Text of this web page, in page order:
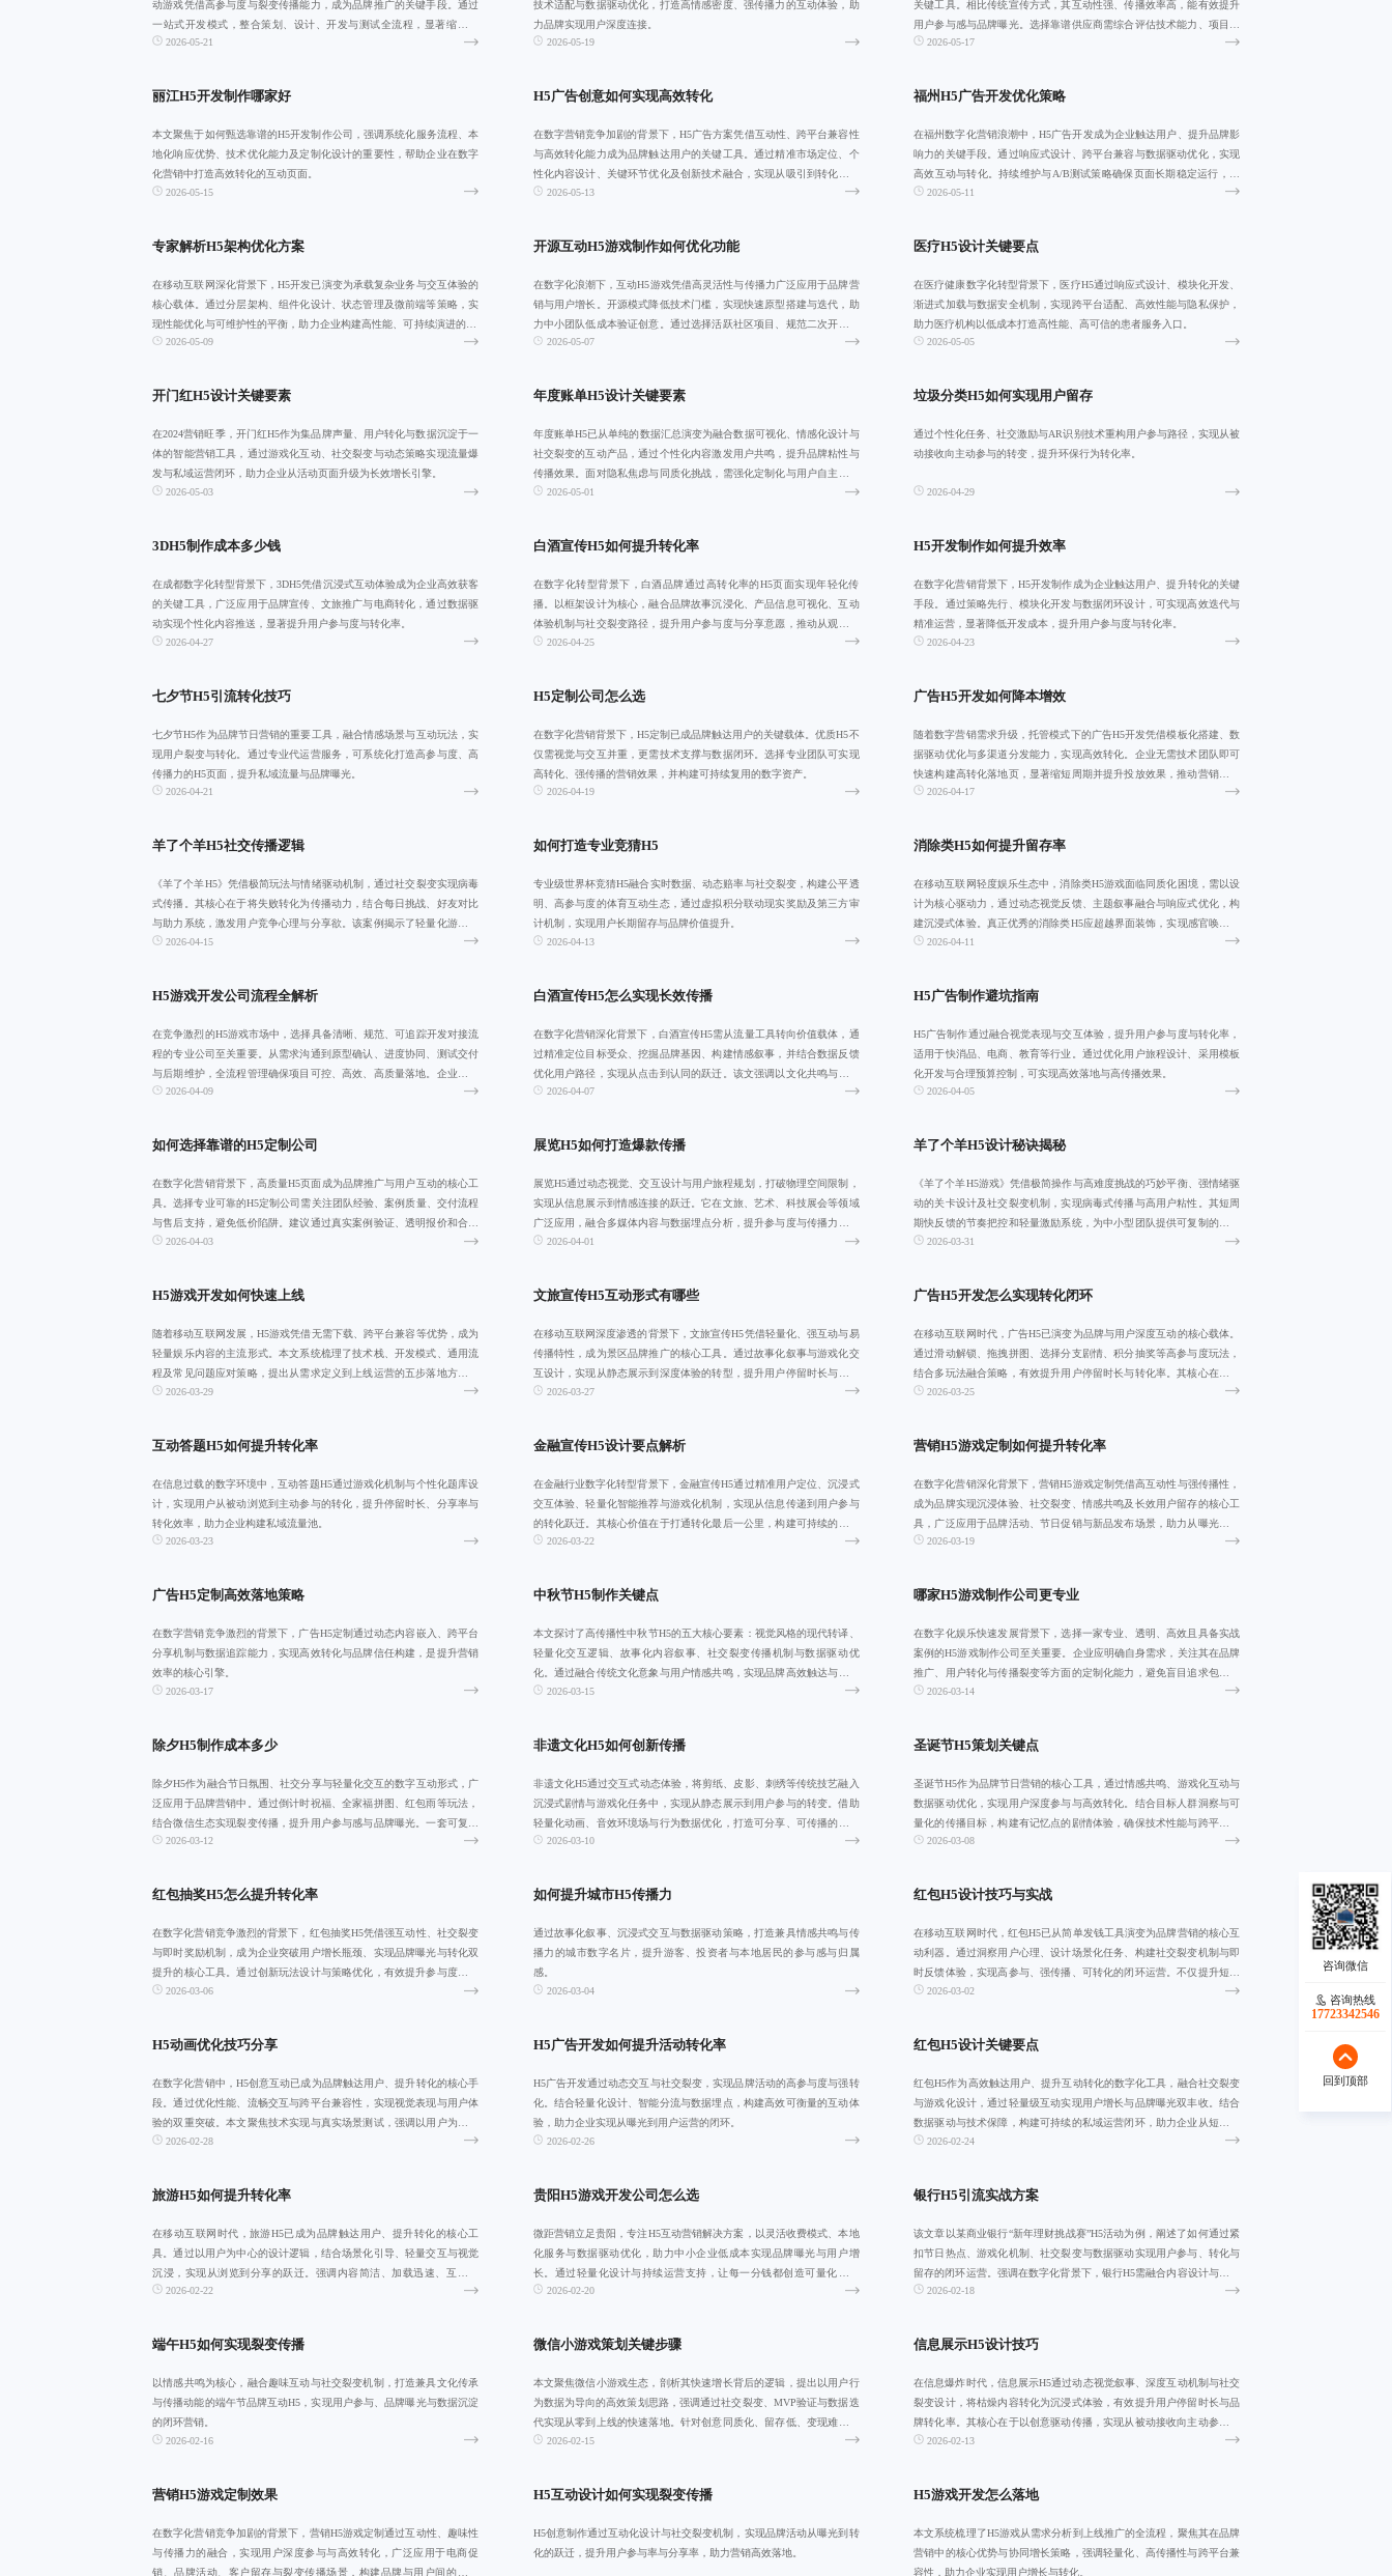
动游戏凭借高参与度与裂变传播能力，成为品牌推广的关键手段。通过
一站式开发模式，整合策划、设计、开发与测试全流程，显著缩短周
期、提升质量。
2026-05-21
技术适配与数据驱动优化，打造高情感密度、强传播力的互动体验，助
力品牌实现用户深度连接。
2026-05-19
关键工具。相比传统宣传方式，其互动性强、传播效率高，能有效提升
用户参与感与品牌曝光。选择靠谱供应商需综合评估技术能力、项目案
例真实性与售
2026-05-17
丽江H5开发制作哪家好
本文聚焦于如何甄选靠谱的H5开发制作公司，强调系统化服务流程、本
地化响应优势、技术优化能力及定制化设计的重要性，帮助企业在数字
化营销中打造高效转化的互动页面。
2026-05-15
H5广告创意如何实现高效转化
在数字营销竞争加剧的背景下，H5广告方案凭借互动性、跨平台兼容性
与高效转化能力成为品牌触达用户的关键工具。通过精准市场定位、个
性化内容设计、关键环节优化及创新技术融合，实现从吸引到转化的全
链路闭环，助
2026-05-13
福州H5广告开发优化策略
在福州数字化营销浪潮中，H5广告开发成为企业触达用户、提升品牌影
响力的关键手段。通过响应式设计、跨平台兼容与数据驱动优化，实现
高效互动与转化。持续维护与A/B测试策略确保页面长期稳定运行，助
力本地企业
2026-05-11
专家解析H5架构优化方案
在移动互联网深化背景下，H5开发已演变为承载复杂业务与交互体验的
核心载体。通过分层架构、组件化设计、状态管理及微前端等策略，实
现性能优化与可维护性的平衡，助力企业构建高性能、可持续演进的H5
应用体系。
2026-05-09
开源互动H5游戏制作如何优化功能
在数字化浪潮下，互动H5游戏凭借高灵活性与传播力广泛应用于品牌营
销与用户增长。开源模式降低技术门槛，实现快速原型搭建与迭代，助
力中小团队低成本验证创意。通过选择活跃社区项目、规范二次开发与
定期依赖审计
2026-05-07
医疗H5设计关键要点
在医疗健康数字化转型背景下，医疗H5通过响应式设计、模块化开发、
渐进式加载与数据安全机制，实现跨平台适配、高效性能与隐私保护，
助力医疗机构以低成本打造高性能、高可信的患者服务入口。
2026-05-05
开门红H5设计关键要素
在2024营销旺季，开门红H5作为集品牌声量、用户转化与数据沉淀于一
体的智能营销工具，通过游戏化互动、社交裂变与动态策略实现流量爆
发与私域运营闭环，助力企业从活动页面升级为长效增长引擎。
2026-05-03
年度账单H5设计关键要素
年度账单H5已从单纯的数据汇总演变为融合数据可视化、情感化设计与
社交裂变的互动产品，通过个性化内容激发用户共鸣，提升品牌粘性与
传播效果。面对隐私焦虑与同质化挑战，需强化定制化与用户自主性，
推动数据产品
2026-05-01
垃圾分类H5如何实现用户留存
通过个性化任务、社交激励与AR识别技术重构用户参与路径，实现从被
动接收向主动参与的转变，提升环保行为转化率。
2026-04-29
3DH5制作成本多少钱
在成都数字化转型背景下，3DH5凭借沉浸式互动体验成为企业高效获客
的关键工具，广泛应用于品牌宣传、文旅推广与电商转化，通过数据驱
动实现个性化内容推送，显著提升用户参与度与转化率。
2026-04-27
白酒宣传H5如何提升转化率
在数字化转型背景下，白酒品牌通过高转化率的H5页面实现年轻化传
播。以框架设计为核心，融合品牌故事沉浸化、产品信息可视化、互动
体验机制与社交裂变路径，提升用户参与度与分享意愿，推动从观看到
行动的闭环转化
2026-04-25
H5开发制作如何提升效率
在数字化营销背景下，H5开发制作成为企业触达用户、提升转化的关键
手段。通过策略先行、模块化开发与数据闭环设计，可实现高效迭代与
精准运营，显著降低开发成本，提升用户参与度与转化率。
2026-04-23
七夕节H5引流转化技巧
七夕节H5作为品牌节日营销的重要工具，融合情感场景与互动玩法，实
现用户裂变与转化。通过专业代运营服务，可系统化打造高参与度、高
传播力的H5页面，提升私域流量与品牌曝光。
2026-04-21
H5定制公司怎么选
在数字化营销背景下，H5定制已成品牌触达用户的关键载体。优质H5不
仅需视觉与交互并重，更需技术支撑与数据闭环。选择专业团队可实现
高转化、强传播的营销效果，并构建可持续复用的数字资产。
2026-04-19
广告H5开发如何降本增效
随着数字营销需求升级，托管模式下的广告H5开发凭借模板化搭建、数
据驱动优化与多渠道分发能力，实现高效转化。企业无需技术团队即可
快速构建高转化落地页，显著缩短周期并提升投放效果，推动营销从静
态展示向智能
2026-04-17
羊了个羊H5社交传播逻辑
《羊了个羊H5》凭借极简玩法与情绪驱动机制，通过社交裂变实现病毒
式传播。其核心在于将失败转化为传播动力，结合每日挑战、好友对比
与助力系统，激发用户竞争心理与分享欲。该案例揭示了轻量化游戏在
流量红利见顶
2026-04-15
如何打造专业竞猜H5
专业级世界杯竞猜H5融合实时数据、动态赔率与社交裂变，构建公平透
明、高参与度的体育互动生态，通过虚拟积分联动现实奖励及第三方审
计机制，实现用户长期留存与品牌价值提升。
2026-04-13
消除类H5如何提升留存率
在移动互联网轻度娱乐生态中，消除类H5游戏面临同质化困境，需以设
计为核心驱动力，通过动态视觉反馈、主题叙事融合与响应式优化，构
建沉浸式体验。真正优秀的消除类H5应超越界面装饰，实现感官唤醒与
情感共鸣，
2026-04-11
H5游戏开发公司流程全解析
在竞争激烈的H5游戏市场中，选择具备清晰、规范、可追踪开发对接流
程的专业公司至关重要。从需求沟通到原型确认、进度协同、测试交付
与后期维护，全流程管理确保项目可控、高效、高质量落地。企业应以
流程为筛选标
2026-04-09
白酒宣传H5怎么实现长效传播
在数字化营销深化背景下，白酒宣传H5需从流量工具转向价值载体，通
过精准定位目标受众、挖掘品牌基因、构建情感叙事，并结合数据反馈
优化用户路径，实现从点击到认同的跃迁。该文强调以文化共鸣与互动
体验为核心，
2026-04-07
H5广告制作避坑指南
H5广告制作通过融合视觉表现与交互体验，提升用户参与度与转化率，
适用于快消品、电商、教育等行业。通过优化用户旅程设计、采用模板
化开发与合理预算控制，可实现高效落地与高传播效果。
2026-04-05
如何选择靠谱的H5定制公司
在数字化营销背景下，高质量H5页面成为品牌推广与用户互动的核心工
具。选择专业可靠的H5定制公司需关注团队经验、案例质量、交付流程
与售后支持，避免低价陷阱。建议通过真实案例验证、透明报价和合同
约束建立科
2026-04-03
展览H5如何打造爆款传播
展览H5通过动态视觉、交互设计与用户旅程规划，打破物理空间限制，
实现从信息展示到情感连接的跃迁。它在文旅、艺术、科技展会等领域
广泛应用，融合多媒体内容与数据埋点分析，提升参与度与传播力，助
力品牌打造可
2026-04-01
羊了个羊H5设计秘诀揭秘
《羊了个羊H5游戏》凭借极简操作与高难度挑战的巧妙平衡、强情绪驱
动的关卡设计及社交裂变机制，实现病毒式传播与高用户粘性。其短周
期快反馈的节奏把控和轻量激励系统，为中小型团队提供可复制的爆款
打造路径，凸
2026-03-31
H5游戏开发如何快速上线
随着移动互联网发展，H5游戏凭借无需下载、跨平台兼容等优势，成为
轻量娱乐内容的主流形式。本文系统梳理了技术栈、开发模式、通用流
程及常见问题应对策略，提出从需求定义到上线运营的五步落地方法，
助力团队高效
2026-03-29
文旅宣传H5互动形式有哪些
在移动互联网深度渗透的背景下，文旅宣传H5凭借轻量化、强互动与易
传播特性，成为景区品牌推广的核心工具。通过故事化叙事与游戏化交
互设计，实现从静态展示到深度体验的转型，提升用户停留时长与分享
意愿，并结合
2026-03-27
广告H5开发怎么实现转化闭环
在移动互联网时代，广告H5已演变为品牌与用户深度互动的核心载体。
通过滑动解锁、拖拽拼图、选择分支剧情、积分抽奖等高参与度玩法，
结合多玩法融合策略，有效提升用户停留时长与转化率。其核心在于激
发用户的掌控
2026-03-25
互动答题H5如何提升转化率
在信息过载的数字环境中，互动答题H5通过游戏化机制与个性化题库设
计，实现用户从被动浏览到主动参与的转化，提升停留时长、分享率与
转化效率，助力企业构建私域流量池。
2026-03-23
金融宣传H5设计要点解析
在金融行业数字化转型背景下，金融宣传H5通过精准用户定位、沉浸式
交互体验、轻量化智能推荐与游戏化机制，实现从信息传递到用户参与
的转化跃迁。其核心价值在于打通转化最后一公里，构建可持续的数字
传播闭环，助
2026-03-22
营销H5游戏定制如何提升转化率
在数字化营销深化背景下，营销H5游戏定制凭借高互动性与强传播性，
成为品牌实现沉浸体验、社交裂变、情感共鸣及长效用户留存的核心工
具，广泛应用于品牌活动、节日促销与新品发布场景，助力从曝光到转
化的全链路增
2026-03-19
广告H5定制高效落地策略
在数字营销竞争激烈的背景下，广告H5定制通过动态内容嵌入、跨平台
分享机制与数据追踪能力，实现高效转化与品牌信任构建，是提升营销
效率的核心引擎。
2026-03-17
中秋节H5制作关键点
本文探讨了高传播性中秋节H5的五大核心要素：视觉风格的现代转译、
轻量化交互逻辑、故事化内容叙事、社交裂变传播机制与数据驱动优
化。通过融合传统文化意象与用户情感共鸣，实现品牌高效触达与深度
连接，助力节日
2026-03-15
哪家H5游戏制作公司更专业
在数字化娱乐快速发展背景下，选择一家专业、透明、高效且具备实战
案例的H5游戏制作公司至关重要。企业应明确自身需求，关注其在品牌
推广、用户转化与传播裂变等方面的定制化能力，避免盲目追求包装。
协同营销凭借
2026-03-14
除夕H5制作成本多少
除夕H5作为融合节日氛围、社交分享与轻量化交互的数字互动形式，广
泛应用于品牌营销中。通过倒计时祝福、全家福拼图、红包雨等玩法，
结合微信生态实现裂变传播，提升用户参与感与品牌曝光。一套可复制
的五步设计法
2026-03-12
非遗文化H5如何创新传播
非遗文化H5通过交互式动态体验，将剪纸、皮影、刺绣等传统技艺融入
沉浸式剧情与游戏化任务中，实现从静态展示到用户参与的转变。借助
轻量化动画、音效环境场与行为数据优化，打造可分享、可传播的文化
传播新范式，
2026-03-10
圣诞节H5策划关键点
圣诞节H5作为品牌节日营销的核心工具，通过情感共鸣、游戏化互动与
数据驱动优化，实现用户深度参与与高效转化。结合目标人群洞察与可
量化的传播目标，构建有记忆点的剧情体验，确保技术性能与跨平台兼
容性，最终沉
2026-03-08
红包抽奖H5怎么提升转化率
在数字化营销竞争激烈的背景下，红包抽奖H5凭借强互动性、社交裂变
与即时奖励机制，成为企业突破用户增长瓶颈、实现品牌曝光与转化双
提升的核心工具。通过创新玩法设计与策略优化，有效提升参与度与分
享率，助力品
2026-03-06
如何提升城市H5传播力
通过故事化叙事、沉浸式交互与数据驱动策略，打造兼具情感共鸣与传
播力的城市数字名片，提升游客、投资者与本地居民的参与感与归属
感。
2026-03-04
红包H5设计技巧与实战
在移动互联网时代，红包H5已从简单发钱工具演变为品牌营销的核心互
动利器。通过洞察用户心理、设计场景化任务、构建社交裂变机制与即
时反馈体验，实现高参与、强传播、可转化的闭环运营。不仅提升短期
流量，更助力
2026-03-02
H5动画优化技巧分享
在数字化营销中，H5创意互动已成为品牌触达用户、提升转化的核心手
段。通过优化性能、流畅交互与跨平台兼容性，实现视觉表现与用户体
验的双重突破。本文聚焦技术实现与真实场景测试，强调以用户为中心
的开发理念，
2026-02-28
H5广告开发如何提升活动转化率
H5广告开发通过动态交互与社交裂变，实现品牌活动的高参与度与强转
化。结合轻量化设计、智能分流与数据埋点，构建高效可衡量的互动体
验，助力企业实现从曝光到用户运营的闭环。
2026-02-26
红包H5设计关键要点
红包H5作为高效触达用户、提升互动转化的数字化工具，融合社交裂变
与游戏化设计，通过轻量级互动实现用户增长与品牌曝光双丰收。结合
数据驱动与技术保障，构建可持续的私域运营闭环，助力企业从短期引
爆走向长期沉
2026-02-24
旅游H5如何提升转化率
在移动互联网时代，旅游H5已成为品牌触达用户、提升转化的核心工
具。通过以用户为中心的设计逻辑，结合场景化引导、轻量交互与视觉
沉浸，实现从浏览到分享的跃迁。强调内容简洁、加载迅速、互动有
趣，有效提升停留
2026-02-22
贵阳H5游戏开发公司怎么选
微距营销立足贵阳，专注H5互动营销解决方案，以灵活收费模式、本地
化服务与数据驱动优化，助力中小企业低成本实现品牌曝光与用户增
长。通过轻量化设计与持续运营支持，让每一分钱都创造可量化的价
值，推动区域数字
2026-02-20
银行H5引流实战方案
该文章以某商业银行“新年理财挑战赛”H5活动为例，阐述了如何通过紧
扣节日热点、游戏化机制、社交裂变与数据驱动实现用户参与、转化与
留存的闭环运营。强调在数字化背景下，银行H5需融合内容设计与技术
优化，构
2026-02-18
端午H5如何实现裂变传播
以情感共鸣为核心，融合趣味互动与社交裂变机制，打造兼具文化传承
与传播动能的端午节品牌互动H5，实现用户参与、品牌曝光与数据沉淀
的闭环营销。
2026-02-16
微信小游戏策划关键步骤
本文聚焦微信小游戏生态，剖析其快速增长背后的逻辑，提出以用户行
为数据为导向的高效策划思路，强调通过社交裂变、MVP验证与数据迭
代实现从零到上线的快速落地。针对创意同质化、留存低、变现难等痛
点，提供可复
2026-02-15
信息展示H5设计技巧
在信息爆炸时代，信息展示H5通过动态视觉叙事、深度互动机制与社交
裂变设计，将枯燥内容转化为沉浸式体验，有效提升用户停留时长与品
牌转化率。其核心在于以创意驱动传播，实现从被动接收向主动参与的
转变，助力品
2026-02-13
营销H5游戏定制效果
在数字化营销竞争加剧的背景下，营销H5游戏定制通过互动性、趣味性
与传播力的融合，实现用户深度参与与高效转化，广泛应用于电商促
销、品牌活动、客户留存与裂变传播场景，构建品牌与用户间的强连
H5互动设计如何实现裂变传播
H5创意制作通过互动化设计与社交裂变机制，实现品牌活动从曝光到转
化的跃迁，提升用户参与率与分享率，助力营销高效落地。
H5游戏开发怎么落地
本文系统梳理了H5游戏从需求分析到上线推广的全流程，聚焦其在品牌
营销中的核心优势与协同增长策略，强调轻量化、高传播性与跨平台兼
容性，助力企业实现用户增长与转化。
咨询热线
18140119082
回到顶部
咨询热线
17723342546
回到顶部